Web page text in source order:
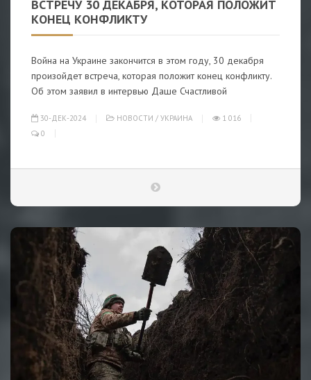
ВСТРЕЧУ 30 ДЕКАБРЯ, КОТОРАЯ ПОЛОЖИТ
КОНЕЦ КОНФЛИКТУ
Война на Украине закончится в этом году, 30 декабря
произойдет встреча, которая положит конец конфликту.
Об этом заявил в интервью Даше Счастливой
30-ДЕК-2024 НОВОСТИ / УКРАИНА
1 016
0